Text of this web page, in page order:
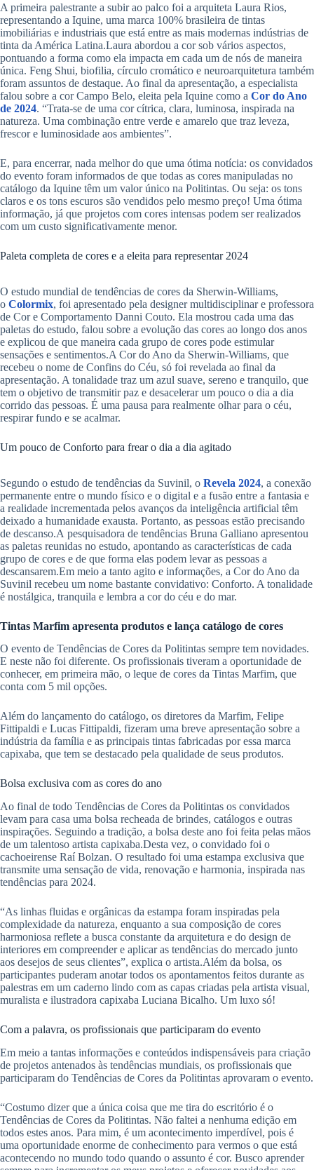
A primeira palestrante a subir ao palco foi a arquiteta Laura Rios,
representando a Iquine, uma marca 100% brasileira de tintas
imobiliárias e industriais que está entre as mais modernas indústrias de
tinta da América Latina.Laura abordou a cor sob vários aspectos,
pontuando a forma como ela impacta em cada um de nós de maneira
única. Feng Shui, biofilia, círculo cromático e neuroarquitetura também
foram assuntos de destaque. Ao final da apresentação, a especialista
falou sobre a cor Campo Belo, eleita pela Iquine como a Cor do Ano
de 2024. “Trata-se de uma cor cítrica, clara, luminosa, inspirada na
natureza. Uma combinação entre verde e amarelo que traz leveza,
frescor e luminosidade aos ambientes”.
E, para encerrar, nada melhor do que uma ótima notícia: os convidados
do evento foram informados de que todas as cores manipuladas no
catálogo da Iquine têm um valor único na Politintas. Ou seja: os tons
claros e os tons escuros são vendidos pelo mesmo preço! Uma ótima
informação, já que projetos com cores intensas podem ser realizados
com um custo significativamente menor.
Paleta completa de cores e a eleita para representar 2024
O estudo mundial de tendências de cores da Sherwin-Williams,
o Colormix, foi apresentado pela designer multidisciplinar e professora
de Cor e Comportamento Danni Couto. Ela mostrou cada uma das
paletas do estudo, falou sobre a evolução das cores ao longo dos anos
e explicou de que maneira cada grupo de cores pode estimular
sensações e sentimentos.A Cor do Ano da Sherwin-Williams, que
recebeu o nome de Confins do Céu, só foi revelada ao final da
apresentação. A tonalidade traz um azul suave, sereno e tranquilo, que
tem o objetivo de transmitir paz e desacelerar um pouco o dia a dia
corrido das pessoas. É uma pausa para realmente olhar para o céu,
respirar fundo e se acalmar.
Um pouco de Conforto para frear o dia a dia agitado
Segundo o estudo de tendências da Suvinil, o Revela 2024, a conexão
permanente entre o mundo físico e o digital e a fusão entre a fantasia e
a realidade incrementada pelos avanços da inteligência artificial têm
deixado a humanidade exausta. Portanto, as pessoas estão precisando
de descanso.A pesquisadora de tendências Bruna Galliano apresentou
as paletas reunidas no estudo, apontando as características de cada
grupo de cores e de que forma elas podem levar as pessoas a
descansarem.Em meio a tanto agito e informações, a Cor do Ano da
Suvinil recebeu um nome bastante convidativo: Conforto. A tonalidade
é nostálgica, tranquila e lembra a cor do céu e do mar.
Tintas Marfim apresenta produtos e lança catálogo de cores
O evento de Tendências de Cores da Politintas sempre tem novidades.
E neste não foi diferente. Os profissionais tiveram a oportunidade de
conhecer, em primeira mão, o leque de cores da Tintas Marfim, que
conta com 5 mil opções.
Além do lançamento do catálogo, os diretores da Marfim, Felipe
Fittipaldi e Lucas Fittipaldi, fizeram uma breve apresentação sobre a
indústria da família e as principais tintas fabricadas por essa marca
capixaba, que tem se destacado pela qualidade de seus produtos.
Bolsa exclusiva com as cores do ano
Ao final de todo Tendências de Cores da Politintas os convidados
levam para casa uma bolsa recheada de brindes, catálogos e outras
inspirações. Seguindo a tradição, a bolsa deste ano foi feita pelas mãos
de um talentoso artista capixaba.Desta vez, o convidado foi o
cachoeirense Raí Bolzan. O resultado foi uma estampa exclusiva que
transmite uma sensação de vida, renovação e harmonia, inspirada nas
tendências para 2024.
“As linhas fluidas e orgânicas da estampa foram inspiradas pela
complexidade da natureza, enquanto a sua composição de cores
harmoniosa reflete a busca constante da arquitetura e do design de
interiores em compreender e aplicar as tendências do mercado junto
aos desejos de seus clientes”, explica o artista.Além da bolsa, os
participantes puderam anotar todos os apontamentos feitos durante as
palestras em um caderno lindo com as capas criadas pela artista visual,
muralista e ilustradora capixaba Luciana Bicalho. Um luxo só!
Com a palavra, os profissionais que participaram do evento
Em meio a tantas informações e conteúdos indispensáveis para criação
de projetos antenados às tendências mundiais, os profissionais que
participaram do Tendências de Cores da Politintas aprovaram o evento.
“Costumo dizer que a única coisa que me tira do escritório é o
Tendências de Cores da Politintas. Não faltei a nenhuma edição em
todos estes anos. Para mim, é um acontecimento imperdível, pois é
uma oportunidade enorme de conhecimento para vermos o que está
acontecendo no mundo todo quando o assunto é cor. Busco aprender